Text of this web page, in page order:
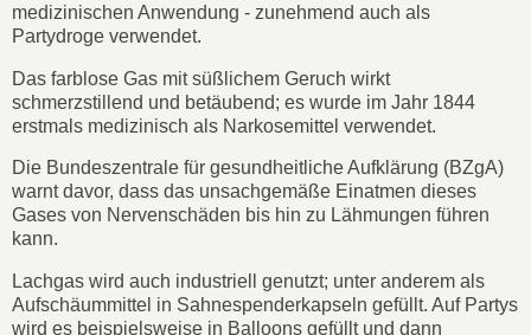
medizinischen Anwendung - zunehmend auch als
Partydroge verwendet.
Das farblose Gas mit süßlichem Geruch wirkt
schmerzstillend und betäubend; es wurde im Jahr 1844
erstmals medizinisch als Narkosemittel verwendet.
Die Bundeszentrale für gesundheitliche Aufklärung (BZgA)
warnt davor, dass das unsachgemäße Einatmen dieses
Gases von Nervenschäden bis hin zu Lähmungen führen
kann.
Lachgas wird auch industriell genutzt; unter anderem als
Aufschäummittel in Sahnespenderkapseln gefüllt. Auf Partys
wird es beispielsweise in Balloons gefüllt und dann